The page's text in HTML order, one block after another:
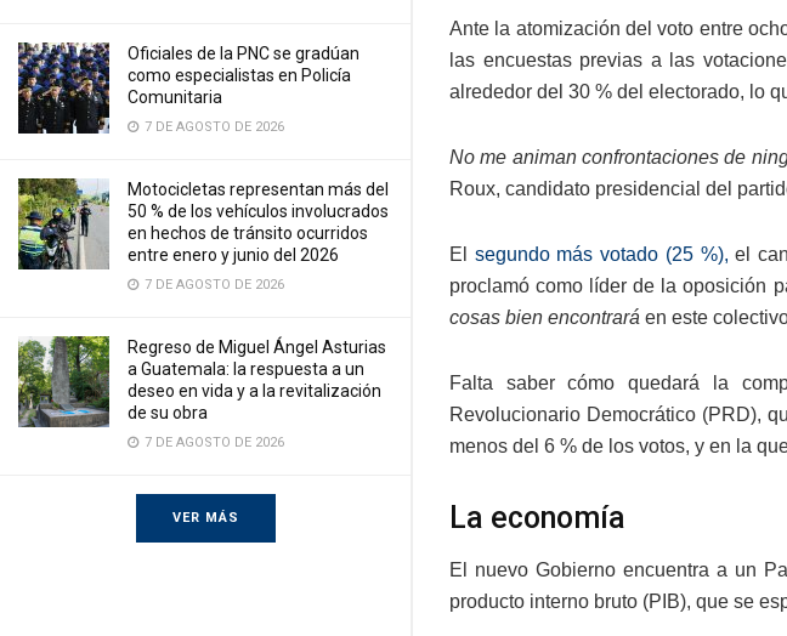
Oficiales de la PNC se gradúan
como especialistas en Policía
Comunitaria
7 DE AGOSTO DE 2026
Motocicletas representan más del
50 % de los vehículos involucrados
en hechos de tránsito ocurridos
entre enero y junio del 2026
7 DE AGOSTO DE 2026
Regreso de Miguel Ángel Asturias
a Guatemala: la respuesta a un
deseo en vida y a la revitalización
de su obra
7 DE AGOSTO DE 2026
VER MÁS
Ante la atomización del voto entre
las encuestas previas a las
alrededor del 30 % del electorado, lo
No me animan confrontaciones de
Roux, candidato presidencial del
El segundo más votado (25 %), el
proclamó como líder de la oposición
cosas bien encontrará en este
Falta saber cómo quedará la
Revolucionario Democrático (PRD),
menos del 6 % de los votos, y en la
La economía
El nuevo Gobierno encuentra a un
producto interno bruto (PIB), que se